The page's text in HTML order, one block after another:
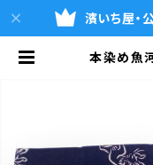
濱いち屋・
本染め魚
ツ 焼津
ャツ